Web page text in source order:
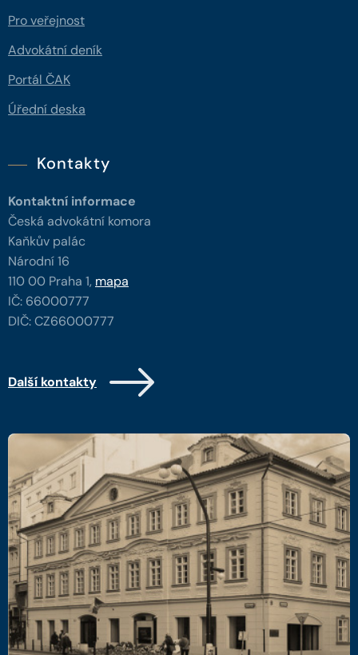
Pro veřejnost
Advokátní deník
Portál ČAK
Úřední deska
Kontakty
Kontaktní informace
Česká advokátní komora
Kaňkův palác
Národní 16
110 00 Praha 1, mapa
IČ: 66000777
DIČ: CZ66000777
Další kontakty